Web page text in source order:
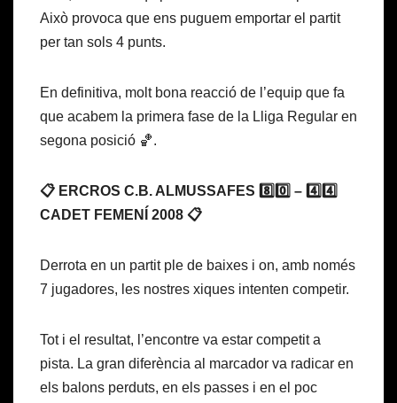
Això provoca que ens puguem emportar el partit
per tan sols 4 punts.
En definitiva, molt bona reacció de l’equip que fa
que acabem la primera fase de la Lliga Regular en
segona posició 🏀.
📋 ERCROS C.B. ALMUSSAFES 8️⃣0️⃣ – 4️⃣4️⃣
CADET FEMENÍ 2008 📋
Derrota en un partit ple de baixes i on, amb només
7 jugadores, les nostres xiques intenten competir.
Tot i el resultat, l’encontre va estar competit a
pista. La gran diferència al marcador va radicar en
els balons perduts, en els passes i en el poc